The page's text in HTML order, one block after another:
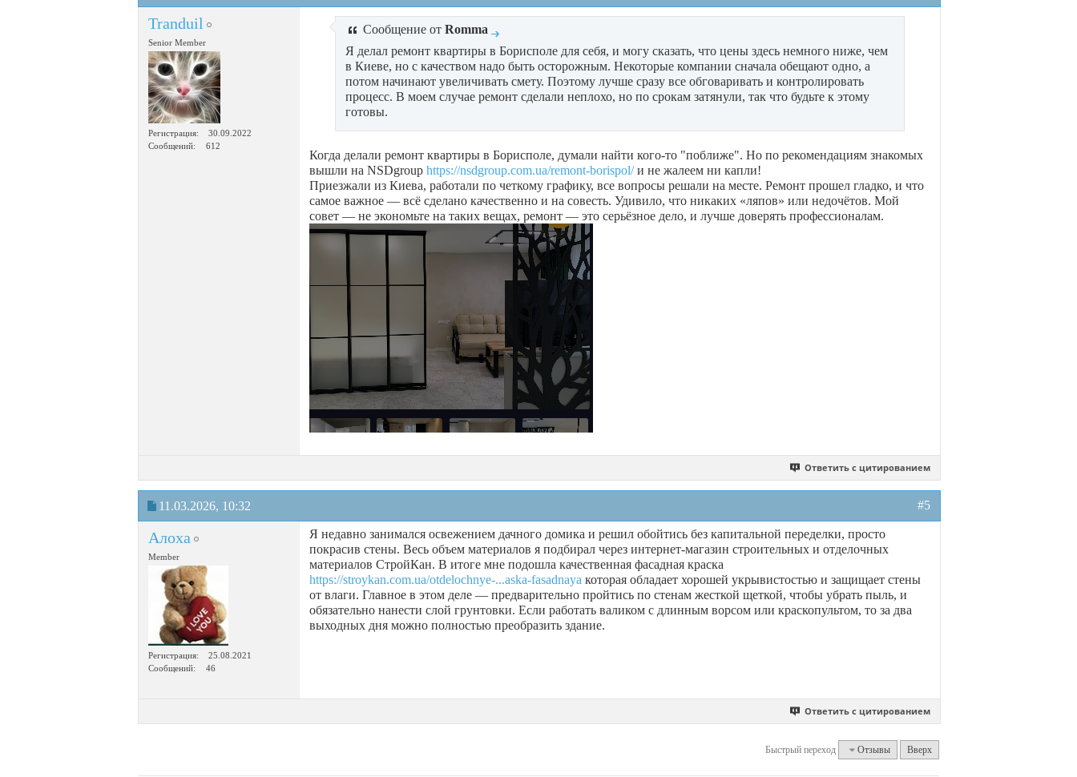
Tranduil
Senior Member
Регистрация
30.09.2022
Сообщений
612
Сообщение от Romma
Я делал ремонт квартиры в Борисполе для себя, и могу сказать, что цены здесь немного ниже, чем
в Киеве, но с качеством надо быть осторожным. Некоторые компании сначала обещают одно, а
потом начинают увеличивать смету. Поэтому лучше сразу все обговаривать и контролировать
процесс. В моем случае ремонт сделали неплохо, но по срокам затянули, так что будьте к этому
готовы.
Когда делали ремонт квартиры в Борисполе, думали найти кого-то "поближе". Но по рекомендациям знакомых
вышли на NSDgroup https://nsdgroup.com.ua/remont-borispol/и не жалеем ни капли!
Приезжали из Киева, работали по четкому графику, все вопросы решали на месте. Ремонт прошел гладко, и что
самое важное — всё сделано качественно и на совесть. Удивило, что никаких «ляпов» или недочётов. Мой
совет — не экономьте на таких вещах, ремонт — это серьёзное дело, и лучше доверять профессионалам.
Ответить с цитированием
11.03.2026, 10:32 #5
Алоха
Member
Регистрация
25.08.2021
Сообщений
46
Я недавно занимался освежением дачного домика и решил обойтись без капитальной переделки, просто
покрасив стены. Весь объем материалов я подбирал через интернет-магазин строительных и отделочных
материалов СтройКан. В итоге мне подошла качественная фасадная краска
https://stroykan.com.ua/otdelochnye-...aska-fasadnaya которая обладает хорошей укрывистостью и защищает стены
от влаги. Главное в этом деле — предварительно пройтись по стенам жесткой щеткой, чтобы убрать пыль, и
обязательно нанести слой грунтовки. Если работать валиком с длинным ворсом или краскопультом, то за два
выходных дня можно полностью преобразить здание.
Ответить с цитированием
Быстрый переход Отзывы Вверх